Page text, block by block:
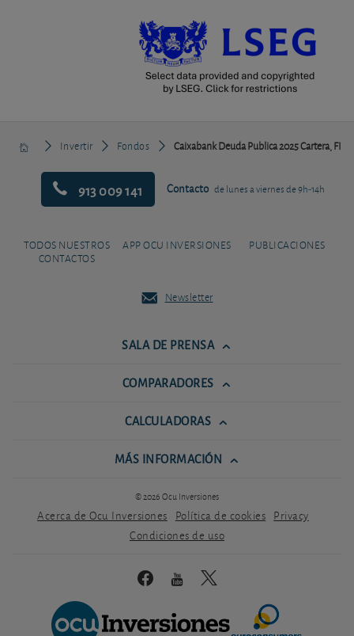
Invertir Fondos Caixabank Deuda Publica 2025 Cartera, FI
913 009 141 Contacto de lunes a viernes de 9h-14h
TODOS NUESTROS
CONTACTOS
APP OCU INVERSIONES PUBLICACIONES
Newsletter
SALA DE PRENSA
COMPARADORES
CALCULADORAS
MÁS INFORMACIÓN
© 2026 Ocu Inversiones
Acerca de Ocu Inversiones Política de cookies Privacy
Condiciones de uso